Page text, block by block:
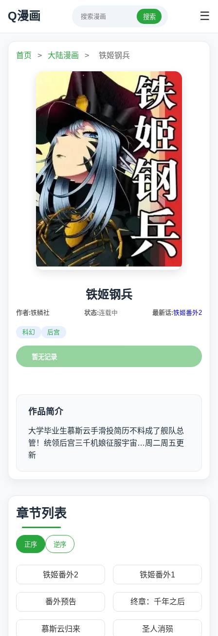
Q漫画 搜索 ☰
首页 > 大陆漫画 > 铁姬钢兵
铁姬钢兵
作者:铁鳞社 状态:连载中 最新话:铁姬番外2
科幻 后宫
暂无记录
作品简介
大学毕业生慕斯云手滑投简历不料成了舰队总
管！统领后宫三千机娘征服宇宙…周二周五更
新
章节列表
正序 逆序
铁姬番外2 铁姬番外1
番外预告 终章：千年之后
慕斯云归来 圣人消殒